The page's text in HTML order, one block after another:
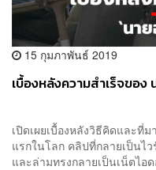
15 กุมภาพันธ์ 2019
เบื้องหลังความสำเร็จขอ
เปิดเผยเบื้องหลังวิธีคิดและที่
แรกในโลก คลิปที่กลายเป็นไ
และล่ามทรงกลายเป็นเน็ตไอ